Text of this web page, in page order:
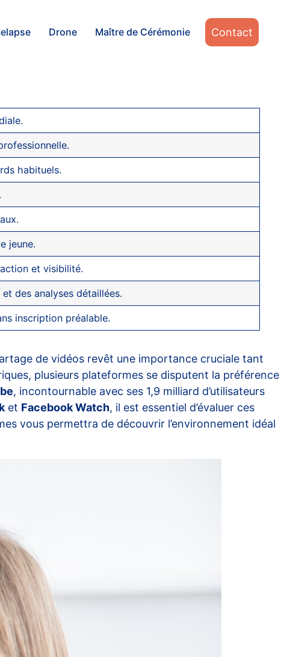
Drone Maître de Cérémonie Contact
habituels.
jeune.
et visibilité.
des analyses détaillées.
inscription préalable.
de vidéos revêt une importance cruciale tant
plusieurs plateformes se disputent la préférence
, incontournable avec ses 1,9 milliard d’utilisateurs
et Facebook Watch, il est essentiel d’évaluer ces
vous permettra de découvrir l’environnement idéal